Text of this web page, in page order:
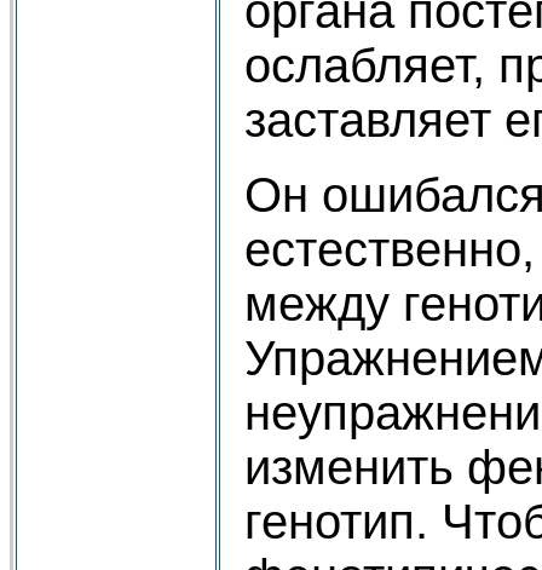
органа
ослабляет,
заставляет
Он ошибался
между
изменить
генотип.